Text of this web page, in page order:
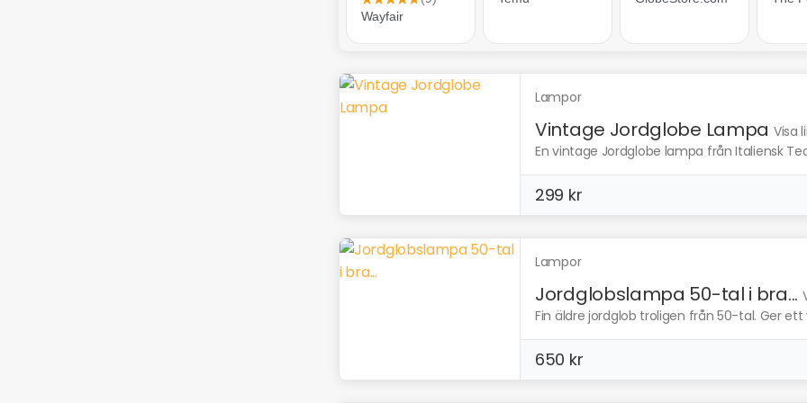
Lampor
Vintage Jordglobe Lampa Visa
En vintage Jordglobe lampa från Italiensk
299 kr
Lampor
Jordglobslampa 50-tal i bra...
Fin äldre jordglob troligen från 50-tal. Ger ett
650 kr